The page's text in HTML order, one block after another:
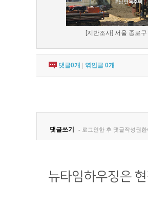
[지반조사] 서울 종로
댓글0개 엮인글 0개